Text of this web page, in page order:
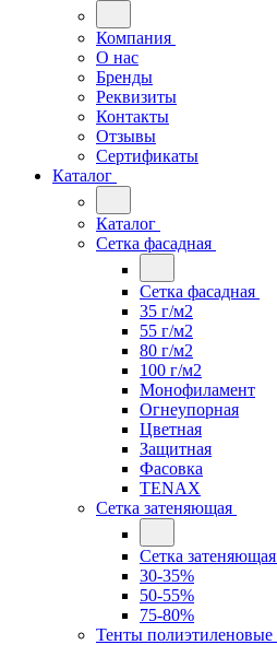
Компания
О нас
Бренды
Реквизиты
Контакты
Отзывы
Сертификаты
Каталог
Каталог
Сетка фасадная
Сетка фасадная
35 г/м2
55 г/м2
80 г/м2
100 г/м2
Монофиламент
Огнеупорная
Цветная
Защитная
Фасовка
TENAX
Сетка затеняющая
Сетка затеняющая
30-35%
50-55%
75-80%
Тенты полиэтиленовые